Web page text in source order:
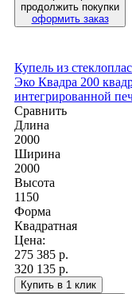
продолжить покупки
оформить заказ
Купель из
Эко Квадра 200
интегрированной
Сравнить
Длина
2000
Ширина
2000
Высота
1150
Форма
Квадратная
Цена:
275 385 р.
320 135 р.
Купить в 1 клик